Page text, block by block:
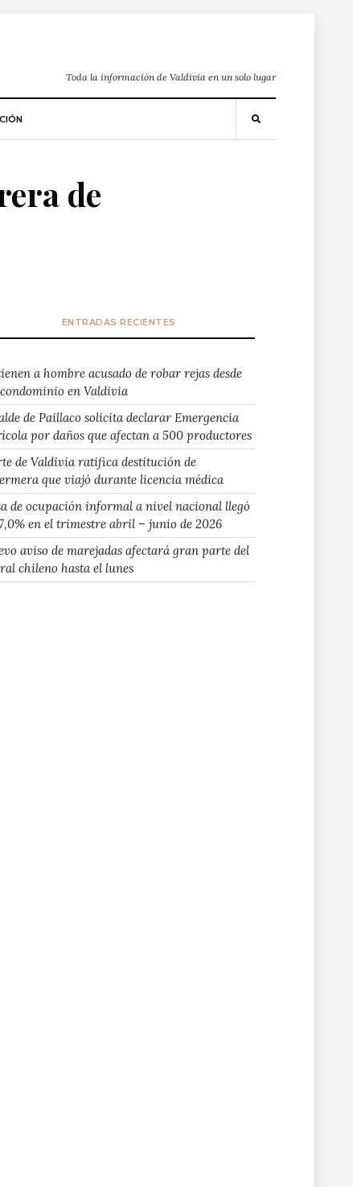
Toda la información de Valdivia en un solo lugar
de
ENTRADAS RECIENTES
a hombre acusado de robar rejas desde
en Valdivia
de Paillaco solicita declarar Emergencia
por daños que afectan a 500 productores
de Valdivia ratifica destitución de
que viajó durante licencia médica
de ocupación informal a nivel nacional llegó
en el trimestre abril – junio de 2026
aviso de marejadas afectará gran parte del
chileno hasta el lunes